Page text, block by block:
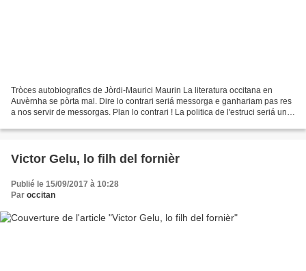
Tròces autobiografics de Jòrdi-Maurici Maurin La literatura occitana en
Auvèrnha se pòrta mal. Dire lo contrari seriá messorga e ganhariam pas res
a nos servir de messorgas. Plan lo contrari ! La politica de l'estruci seriá un
Victor Gelu, lo filh del fornièr
Publié le 15/09/2017 à 10:28
Par occitan